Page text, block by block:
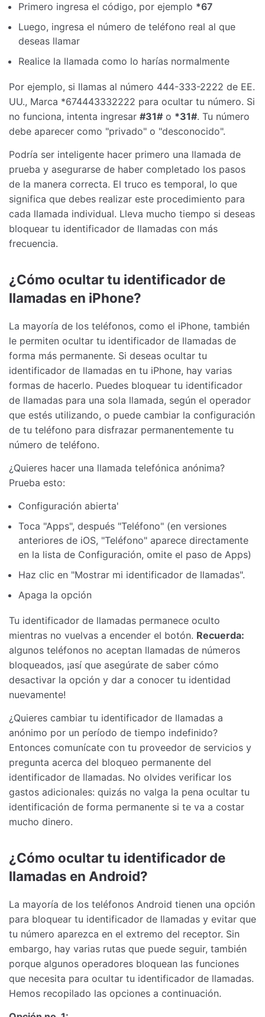
Primero ingresa el código, por ejemplo *67
Luego, ingresa el número de teléfono real al que
deseas llamar
Realice la llamada como lo harías normalmente
Por ejemplo, si llamas al número 444-333-2222 de EE.
UU., Marca *674443332222 para ocultar tu número. Si
no funciona, intenta ingresar #31# o *31#. Tu número
debe aparecer como "privado" o "desconocido".
Podría ser inteligente hacer primero una llamada de
prueba y asegurarse de haber completado los pasos
de la manera correcta. El truco es temporal, lo que
significa que debes realizar este procedimiento para
cada llamada individual. Lleva mucho tiempo si deseas
bloquear tu identificador de llamadas con más
frecuencia.
¿Cómo ocultar tu identificador de
llamadas en iPhone?
La mayoría de los teléfonos, como el iPhone, también
le permiten ocultar tu identificador de llamadas de
forma más permanente. Si deseas ocultar tu
identificador de llamadas en tu iPhone, hay varias
formas de hacerlo. Puedes bloquear tu identificador
de llamadas para una sola llamada, según el operador
que estés utilizando, o puede cambiar la configuración
de tu teléfono para disfrazar permanentemente tu
número de teléfono.
¿Quieres hacer una llamada telefónica anónima?
Prueba esto:
Configuración abierta'
Toca "Apps", después "Teléfono" (en versiones
anteriores de iOS, "Teléfono" aparece directamente
en la lista de Configuración, omite el paso de Apps)
Haz clic en "Mostrar mi identificador de llamadas".
Apaga la opción
Tu identificador de llamadas permanece oculto
mientras no vuelvas a encender el botón. Recuerda:
algunos teléfonos no aceptan llamadas de números
bloqueados, ¡así que asegúrate de saber cómo
desactivar la opción y dar a conocer tu identidad
nuevamente!
¿Quieres cambiar tu identificador de llamadas a
anónimo por un período de tiempo indefinido?
Entonces comunícate con tu proveedor de servicios y
pregunta acerca del bloqueo permanente del
identificador de llamadas. No olvides verificar los
gastos adicionales: quizás no valga la pena ocultar tu
identificación de forma permanente si te va a costar
mucho dinero.
¿Cómo ocultar tu identificador de
llamadas en Android?
La mayoría de los teléfonos Android tienen una opción
para bloquear tu identificador de llamadas y evitar que
tu número aparezca en el extremo del receptor. Sin
embargo, hay varias rutas que puede seguir, también
porque algunos operadores bloquean las funciones
que necesita para ocultar tu identificador de llamadas.
Hemos recopilado las opciones a continuación.